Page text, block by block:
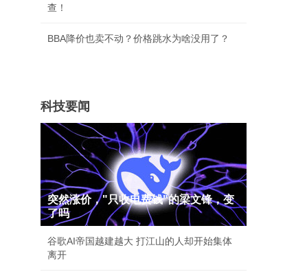
查！
BBA降价也卖不动？价格跳水为啥没用了？
科技要闻
突然涨价，"只收电费钱"的梁文锋，变
了吗
谷歌AI帝国越建越大 打江山的人却开始集体
离开